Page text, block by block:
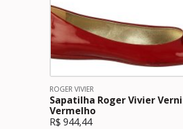
ROGER VIVIER
Sapatilha Roger Vivier
Vermelho
R$ 944,44